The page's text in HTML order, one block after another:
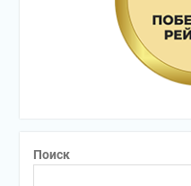
Поиск